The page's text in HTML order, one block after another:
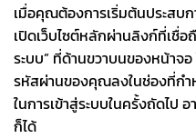
เมื่อคุณต้องการเริ่มต้นประส
เปิดเว็บไซต์หลักผ่านลิงก์ที่เชื่
ระบบ” ที่ด้านขวาบนของหน้าจ
รหัสผ่านของคุณลงในช่องที่ก
ในการเข้าสู่ระบบในครั้งถัดไป
ก็ได้